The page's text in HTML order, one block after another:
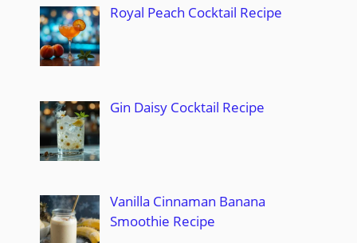
Royal Peach Cocktail Recipe
Gin Daisy Cocktail Recipe
Vanilla Cinnaman Banana
Smoothie Recipe